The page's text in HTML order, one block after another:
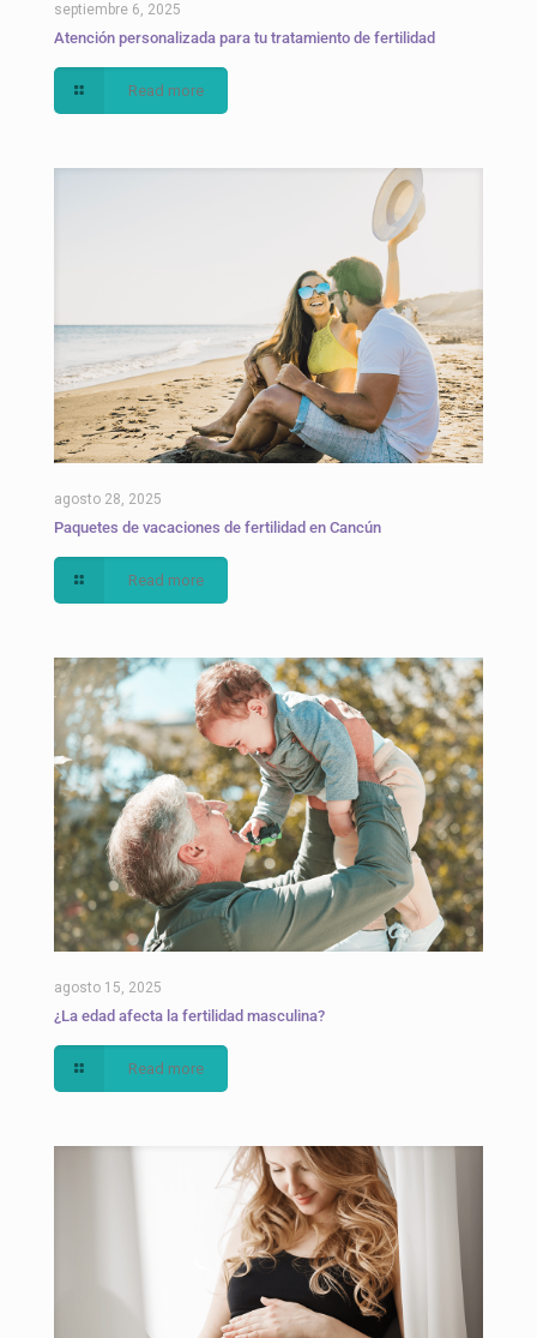
septiembre 6, 2025
Atención personalizada para tu tratamiento de fertilidad
Read more
agosto 28, 2025
Paquetes de vacaciones de fertilidad en Cancún
Read more
agosto 15, 2025
¿La edad afecta la fertilidad masculina?
Read more